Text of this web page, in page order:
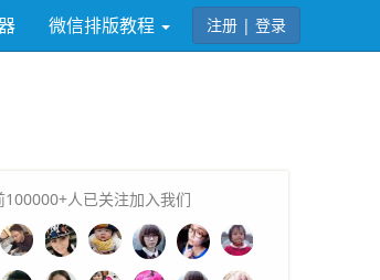
微信排版教程 注册 | 登录
100000+人已关注加入我们